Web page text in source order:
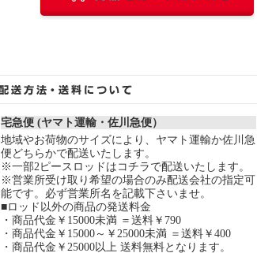
宅急便 (ヤマト運輸・佐川急便）
地域やお荷物のサイズにより、ヤマト運輸か佐川急
便どちらかで配送いたします。
※一部2ピースロッドはコチラで配送いたします。
※営業所受け取り希望の場合のみ配送会社の指定可
能です。必ず営業所名を記載下さいませ。
■ロッド以外の商品の発送料金
・商品代金￥15000未満 ＝送料￥790
・商品代金￥15000～￥25000未満 ＝送料￥400
・商品代金￥25000以上 送料無料となります。